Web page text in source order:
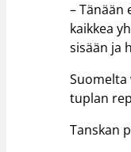
–
kaikkea
sisään ja
Suomelta
tuplan
Tanskan